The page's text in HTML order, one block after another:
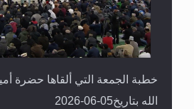
خطبة الجمعة التي ألقاها حضرة
الله بتاريخ05-06-2026